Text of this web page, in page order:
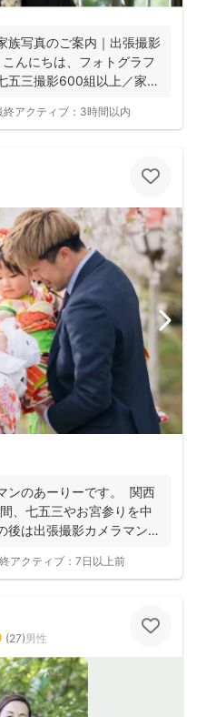
族写真のご案内｜出張撮影
んにちは、フォトグラフ
五三撮影600組以上／家
終アクティブ： 3時間以内
ンのあーりーです。 関西
、七五三やお宮参りを中
後は出張撮影カメラマンと
アクティブ： 7日以上前
(27)男性